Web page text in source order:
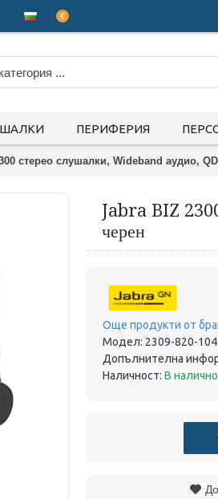
€
ПЕРИФЕРИЯ
стерео слушалки, Wideband аудио,
Jabra BIZ
черен
Още продукти от
Модел: 2309-820-104
Допълнителна
Наличност: В